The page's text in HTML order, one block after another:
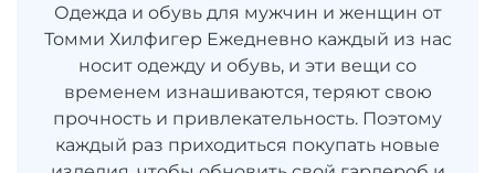
Одежда и обувь для мужчин и женщин от
Томми Хилфигер Ежедневно каждый из нас
носит одежду и обувь, и эти вещи со
временем изнашиваются, теряют свою
прочность и привлекательность. Поэтому
каждый раз приходиться покупать новые